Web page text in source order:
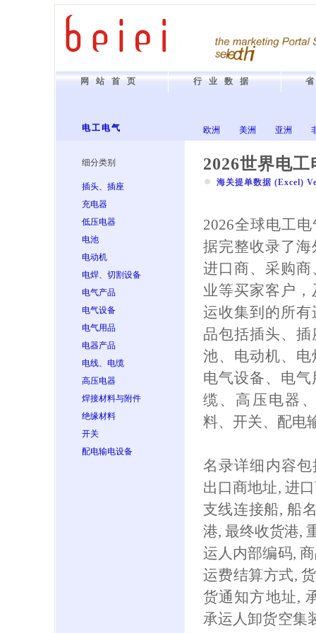
网站首页 行业数据
电工电气 欧洲 美洲 亚洲
细分类别
插头、插座
充电器
低压电器
电池
电动机
电焊、切割设备
电气产品
电气设备
电气用品
电器产品
电线、电缆
高压电器
焊接材料与附件
绝缘材料
开关
配电输电设备
2026世界电
海关提单数据 (Excel)
2026全球电工
据完整收录了
进口商、采购
业等买家客户
运收集到的所
品包括插头、
池、电动机、
电气设备、电
缆、高压电器
料、开关、配电
名录详细内容
出口商地址, 进
支线连接船, 船
港, 最终收货港,
运人内部编码,
运费结算方式,
货通知方地址,
承运人卸货空集